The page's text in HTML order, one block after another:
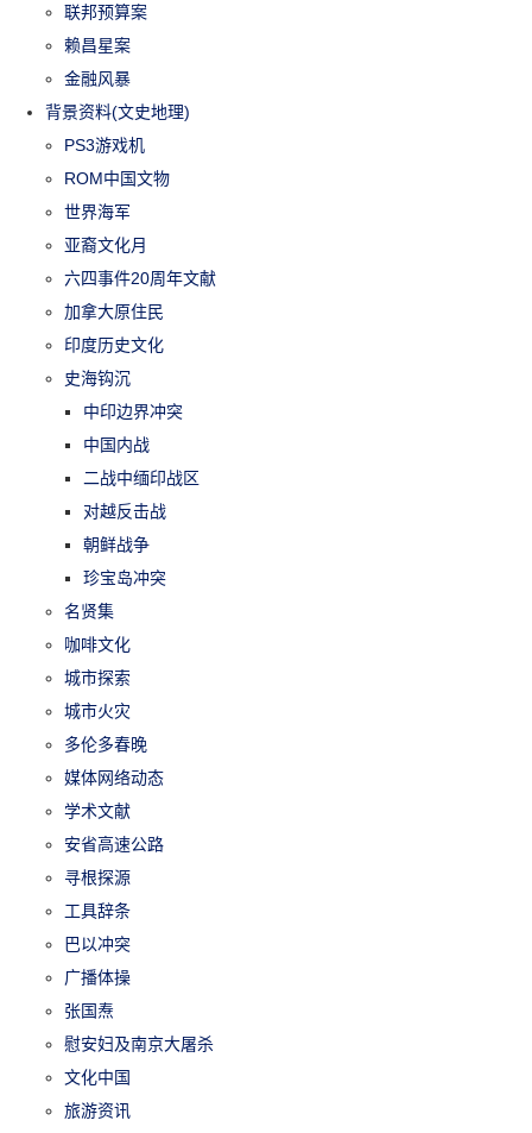
联邦预算案
赖昌星案
金融风暴
背景资料(文史地理)
PS3游戏机
ROM中国文物
世界海军
亚裔文化月
六四事件20周年文献
加拿大原住民
印度历史文化
史海钩沉
中印边界冲突
中国内战
二战中缅印战区
对越反击战
朝鲜战争
珍宝岛冲突
名贤集
咖啡文化
城市探索
城市火灾
多伦多春晚
媒体网络动态
学术文献
安省高速公路
寻根探源
工具辞条
巴以冲突
广播体操
张国焘
慰安妇及南京大屠杀
文化中国
旅游资讯